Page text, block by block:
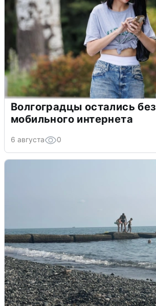
Волгоградцы остались без
мобильного интернета
6 августа 0